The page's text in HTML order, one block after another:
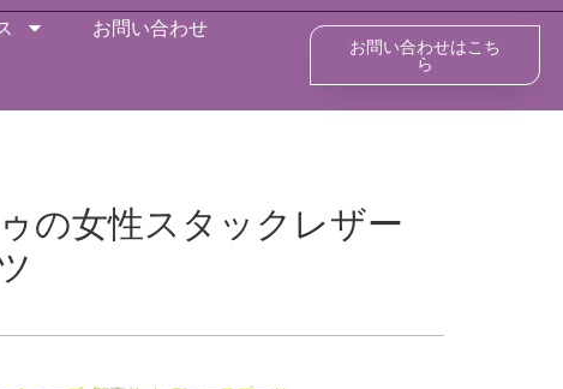
お問い合わせ
お問い合わせはこち
ら
の女性スタックレザー